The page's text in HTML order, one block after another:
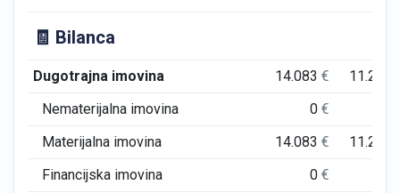
🧾 Bilanca
Dugotrajna imovina 14.083€ 11.267
Nematerijalna imovina
0€
Materijalna imovina
14.083€ 11.267
Financijska imovina
0€